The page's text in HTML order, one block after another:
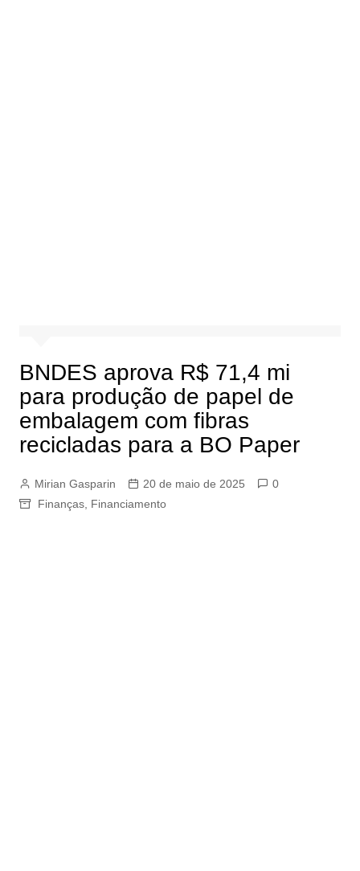
BNDES aprova R$ 71,4 mi
para produção de papel de
embalagem com fibras
recicladas para a BO Paper
Mirian Gasparin 20 de maio de 2025
0
Finanças, Financiamento